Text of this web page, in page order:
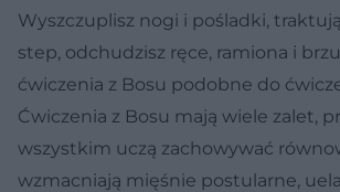
Wyszczuplisz nogi i pośladki,
step, odchudzisz ręce, ramiona i
ćwiczenia z Bosu podobne do
Ćwiczenia z Bosu mają wiele zalet,
wszystkim uczą zachowywać
wzmacniają mięśnie postularne,